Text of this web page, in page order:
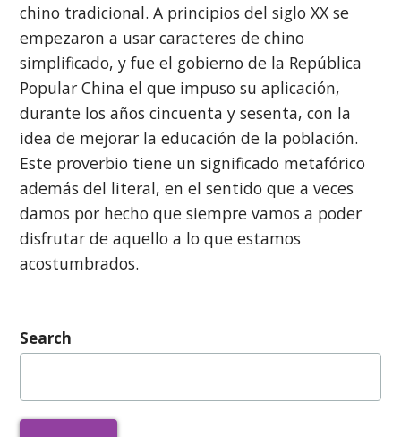
chino tradicional. A principios del siglo XX se
empezaron a usar caracteres de chino
simplificado, y fue el gobierno de la República
Popular China el que impuso su aplicación,
durante los años cincuenta y sesenta, con la
idea de mejorar la educación de la población.
Este proverbio tiene un significado metafórico
además del literal, en el sentido que a veces
damos por hecho que siempre vamos a poder
disfrutar de aquello a lo que estamos
acostumbrados.
Search
Buscar: